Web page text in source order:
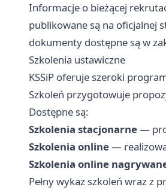
Informacje o bieżącej
publikowane są na oficjalnej
dokumenty dostępne są w
Szkolenia ustawiczne
KSSiP oferuje szeroki
Szkoleń przygotowuje
Dostępne są:
Szkolenia stacjonarne—
Szkolenia online—
Szkolenia online
Pełny wykaz szkoleń wraz z